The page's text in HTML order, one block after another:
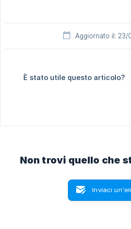
Aggiornato il: 23/
È stato utile questo articolo?
Non trovi quello che
Inviaci